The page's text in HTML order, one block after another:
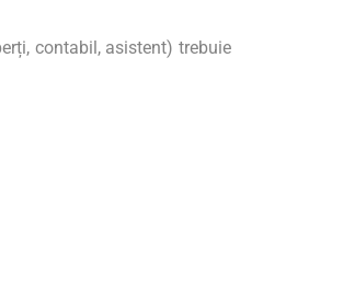
contabil, asistent) trebuie